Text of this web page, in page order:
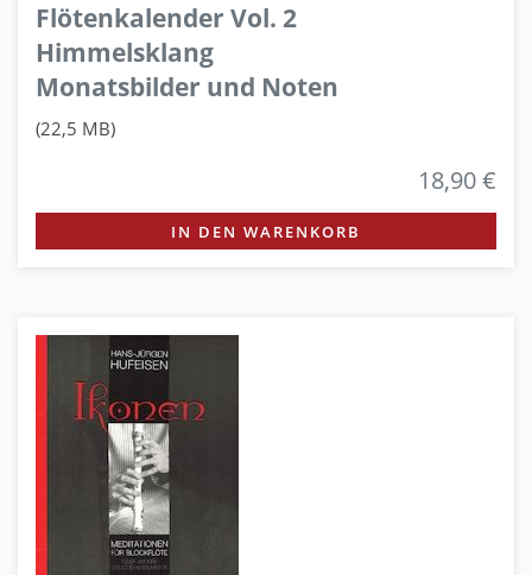
Flötenkalender Vol. 2
Himmelsklang
Monatsbilder und Noten
(22,5 MB)
18,90 €
IN DEN WARENKORB